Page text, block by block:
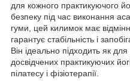
для кожного практикуючого
безпеку під час виконання
гуми, цей килимок має
гарантує стабільність і
Він ідеально підходить як для
досвідчених практикуючих
пілатесу і фізіотерапії.